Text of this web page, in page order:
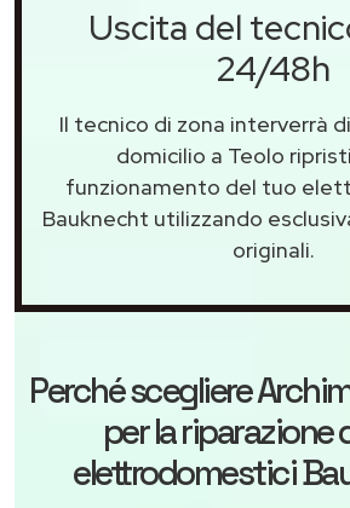
Uscita del
24/48h
Il tecnico di zona interverrà
domicilio a Teolo
funzionamento del tuo
Bauknecht utilizzando
originali.
Perché scegliere
per la riparazione
elettrodomestici